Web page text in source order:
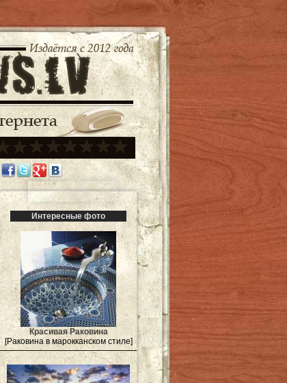
Интересные фото
Красивая Раковина
[Раковина в марокканском стиле]